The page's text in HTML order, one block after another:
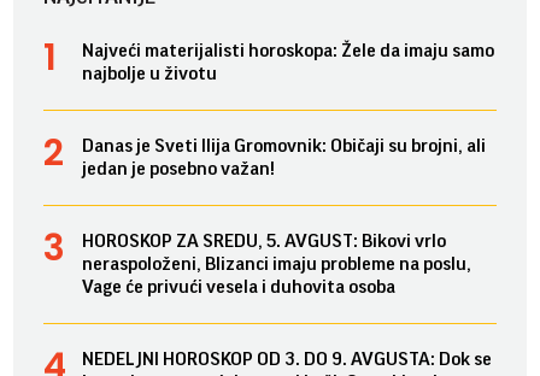
Najveći materijalisti horoskopa: Žele da imaju samo
najbolje u životu
Danas je Sveti Ilija Gromovnik: Običaji su brojni, ali
jedan je posebno važan!
HOROSKOP ZA SREDU, 5. AVGUST: Bikovi vrlo
neraspoloženi, Blizanci imaju probleme na poslu,
Vage će privući vesela i duhovita osoba
NEDELJNI HOROSKOP OD 3. DO 9. AVGUSTA: Dok se